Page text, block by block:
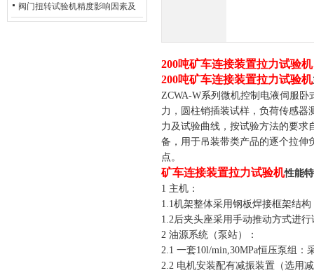
除：从传感器信号异常到机械传
阀门扭转试验机精度影响因素及
200吨矿车连接装置拉力试验机
200吨矿车连接装置拉力试验机
ZCWA-W系列微机控制电液伺服
力，圆柱销插装试样，负荷传感器
力及试验曲线，按试验方法的要求
备，用于吊装带类产品的逐个拉伸
点。
矿车连接装置拉力试验机性能
1 主机：
1.1机架整体采用钢板焊接框架结
1.2后夹头座采用手动推动方式进
2 油源系统（泵站）：
2.1 一套10l/min,30MPa恒压泵组
2.2 电机安装配有减振装置（选用